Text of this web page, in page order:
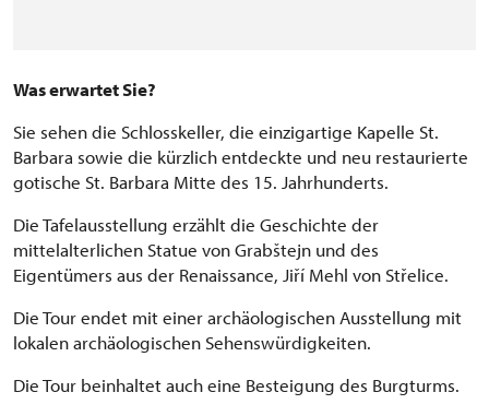
Was erwartet Sie?
Sie sehen die Schlosskeller, die einzigartige Kapelle St.
Barbara sowie die kürzlich entdeckte und neu restaurierte
gotische St. Barbara Mitte des 15. Jahrhunderts.
Die Tafelausstellung erzählt die Geschichte der
mittelalterlichen Statue von Grabštejn und des
Eigentümers aus der Renaissance, Jiří Mehl von Střelice.
Die Tour endet mit einer archäologischen Ausstellung mit
lokalen archäologischen Sehenswürdigkeiten.
Die Tour beinhaltet auch eine Besteigung des Burgturms.